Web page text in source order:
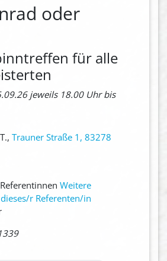
oder
für alle
jeweils 18.00 Uhr bis
Trauner Straße 1, 83278
Weitere
r Referenten/in